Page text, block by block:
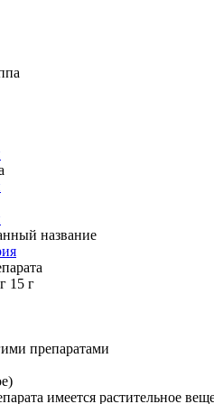
название
15 г
препаратами
имеется растительное